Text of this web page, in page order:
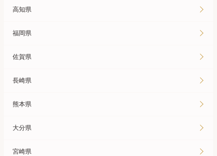
高知県
福岡県
佐賀県
長崎県
熊本県
大分県
宮崎県